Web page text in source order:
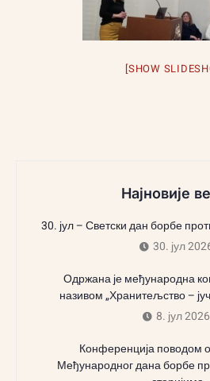
[SHOW
Најновије
30. јул – Светски дан борбе
30. јул
Одржана је међународна
називом „Хранитељство –
8. јул
Конференција поводом
Међународног дана борбе